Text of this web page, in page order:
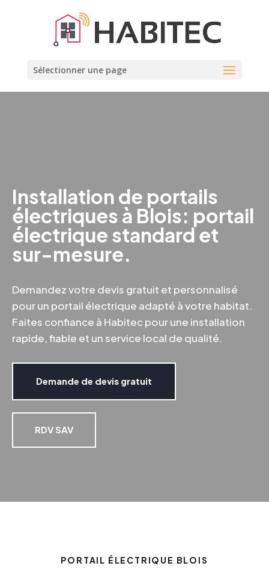
Sélectionner une page
Installation de portails
électriques à Blois: portail
électrique standard et
sur-mesure.
Demandez votre devis gratuit et personnalisé
pour un portail électrique adapté à votre habitat.
Faites confiance à Habitec pour une installation
rapide, fiable et un service local de qualité.
Demande de devis gratuit
RDV SAV
PORTAIL ÉLECTRIQUE BLOIS